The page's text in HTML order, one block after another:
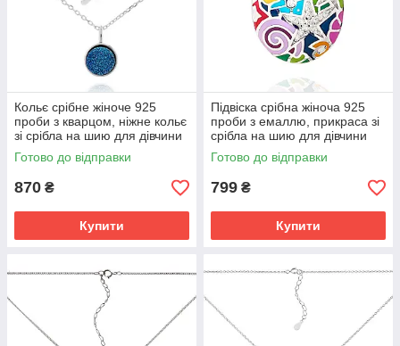
Кольє срібне жіноче 925
проби з кварцом, ніжне кольє
зі срібла на шию для дівчини
Готово до відправки
870 ₴
Купити
Підвіска срібна жіноча 925
проби з емаллю, прикраса зі
срібла на шию для дівчини
Готово до відправки
799 ₴
Купити